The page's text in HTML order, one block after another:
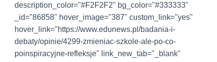
description_color="#F2F2F2" bg_color="#333333"
_id="86858" hover_image="387" custom_link="yes"
hover_link="https://www.edunews.pl/badania-i-
debaty/opinie/4299-zmieniac-szkole-ale-po-co-
poinspiracyjne-refleksje" link_new_tab="_blank"